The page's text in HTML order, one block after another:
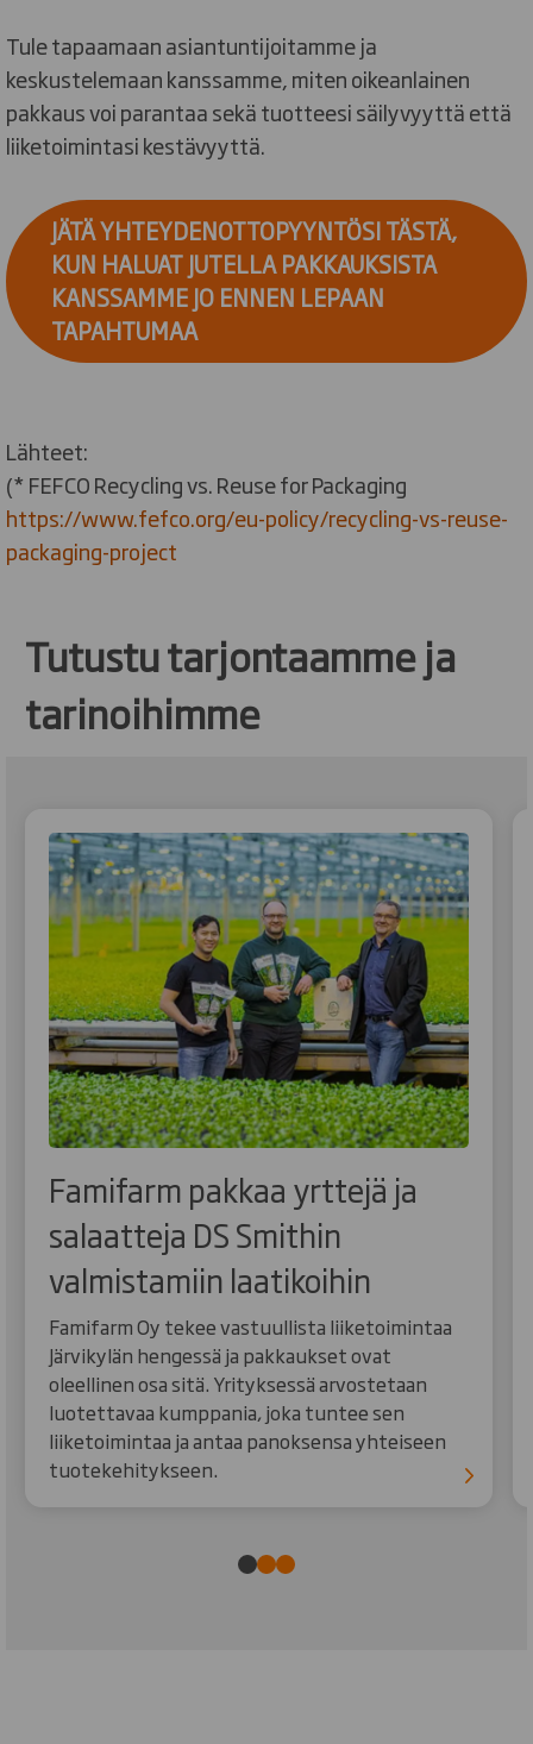
Tule tapaamaan asiantuntijoitamme ja
keskustelemaan kanssamme, miten oikeanlainen
pakkaus voi parantaa sekä tuotteesi säilyvyyttä että
liiketoimintasi kestävyyttä.
JÄTÄ YHTEYDENOTTOPYYNTÖSI TÄSTÄ,
KUN HALUAT JUTELLA PAKKAUKSISTA
KANSSAMME JO ENNEN LEPAAN
TAPAHTUMAA
Lähteet:
(* FEFCO Recycling vs. Reuse for Packaging
https://www.fefco.org/eu-policy/recycling-vs-reuse-
packaging-project
Tutustu tarjontaamme ja
tarinoihimme
Famifarm pakkaa yrttejä ja
salaatteja DS Smithin
valmistamiin laatikoihin
Famifarm Oy tekee vastuullista liiketoimintaa
Järvikylän hengessä ja pakkaukset ovat
oleellinen osa sitä. Yrityksessä arvostetaan
luotettavaa kumppania, joka tuntee sen
liiketoimintaa ja antaa panoksensa yhteiseen
tuotekehitykseen.